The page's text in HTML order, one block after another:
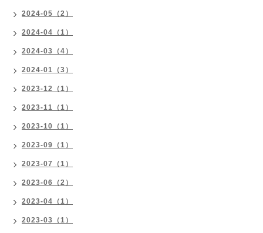
2024-05（2）
2024-04（1）
2024-03（4）
2024-01（3）
2023-12（1）
2023-11（1）
2023-10（1）
2023-09（1）
2023-07（1）
2023-06（2）
2023-04（1）
2023-03（1）